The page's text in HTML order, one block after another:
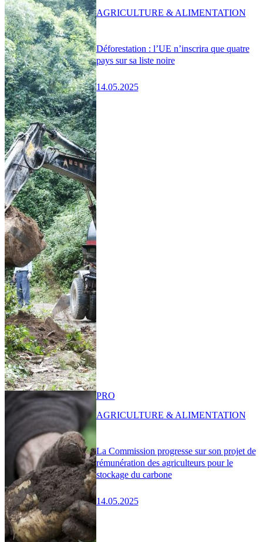
Déforestation : l’UE n’inscrira que quatre
pays sur sa liste noire
14.05.2025
AGRICULTURE & ALIMENTATION
La Commission progresse sur son projet de
rémunération des agriculteurs pour le
stockage du carbone
14.05.2025
PRO
AGRICULTURE & ALIMENTATION